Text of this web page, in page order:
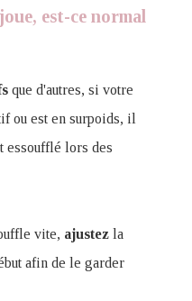
est-ce normal
que d'autres, si votre
ou est en surpoids, il
essoufflé lors des
vite, ajustez la
afin de le garder